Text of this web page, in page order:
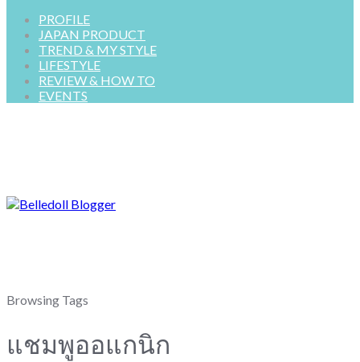
PROFILE
JAPAN PRODUCT
TREND & MY STYLE
LIFESTYLE
REVIEW & HOW TO
EVENTS
Browsing Tags
แชมพูออแกนิก